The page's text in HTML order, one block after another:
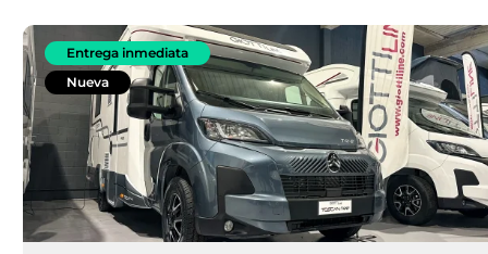
Entrega inmediata
Nueva